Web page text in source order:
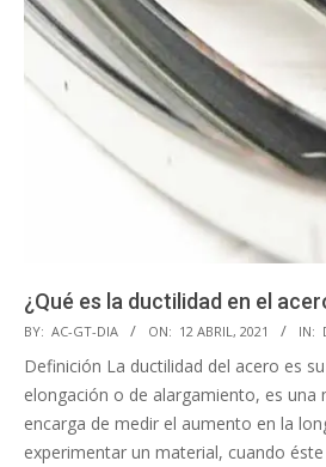
¿Qué es la ductilidad en el
BY: AC-GT-DIA ON: 12 ABRIL, 2021 IN:
Definición La ductilidad del acero es
elongación o de alargamiento, es una
encarga de medir el aumento en la
experimentar un material, cuando